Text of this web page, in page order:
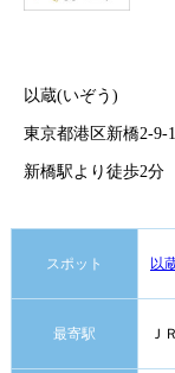
以蔵(いぞう)
東京都港区新橋2-9-
新橋駅より徒歩2分
スポット 以
最寄駅 Ｊ